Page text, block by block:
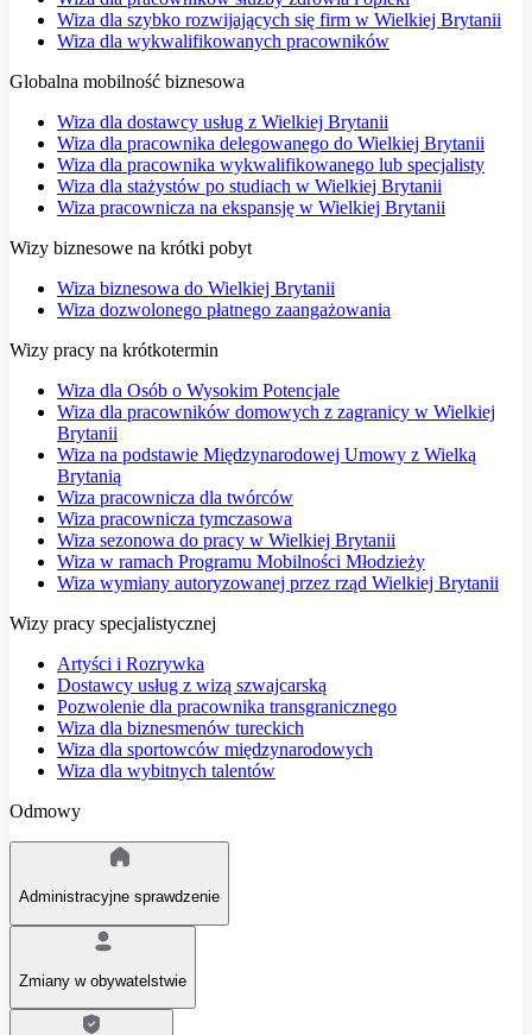
Wiza dla szybko rozwijających się firm w Wielkiej Brytanii
Wiza dla wykwalifikowanych pracowników
Globalna mobilność biznesowa
Wiza dla dostawcy usług z Wielkiej Brytanii
Wiza dla pracownika delegowanego do Wielkiej Brytanii
Wiza dla pracownika wykwalifikowanego lub specjalisty
Wiza dla stażystów po studiach w Wielkiej Brytanii
Wiza pracownicza na ekspansję w Wielkiej Brytanii
Wizy biznesowe na krótki pobyt
Wiza biznesowa do Wielkiej Brytanii
Wiza dozwolonego płatnego zaangażowania
Wizy pracy na krótkotermin
Wiza dla Osób o Wysokim Potencjale
Wiza dla pracowników domowych z zagranicy w Wielkiej
Brytanii
Wiza na podstawie Międzynarodowej Umowy z Wielką
Brytanią
Wiza pracownicza dla twórców
Wiza pracownicza tymczasowa
Wiza sezonowa do pracy w Wielkiej Brytanii
Wiza w ramach Programu Mobilności Młodzieży
Wiza wymiany autoryzowanej przez rząd Wielkiej Brytanii
Wizy pracy specjalistycznej
Artyści i Rozrywka
Dostawcy usług z wizą szwajcarską
Pozwolenie dla pracownika transgranicznego
Wiza dla biznesmenów tureckich
Wiza dla sportowców międzynarodowych
Wiza dla wybitnych talentów
Odmowy
Administracyjne sprawdzenie
Zmiany w obywatelstwie